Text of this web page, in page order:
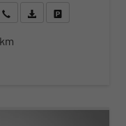
anfragen
Wir rufen Sie anFahrzeugexposé (PDF)